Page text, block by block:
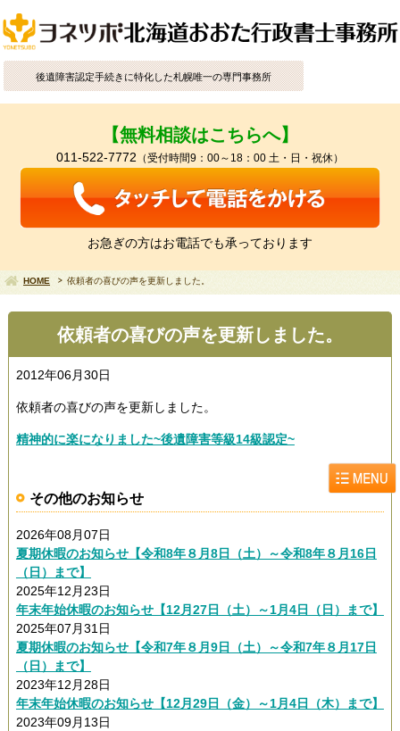
後遺障害認定手続きに特化した札幌唯一の専門事務所
【無料相談はこちらへ】
011-522-7772 （受付時間9：00～18：00 土・日・祝休）
お急ぎの方はお電話でも承っております
HOME 依頼者の喜びの声を更新しました。
依頼者の喜びの声を更新しました。
2012年06月30日
依頼者の喜びの声を更新しました。
精神的に楽になりました~後遺障害等級14級認定~
その他のお知らせ
2026年08月07日
夏期休暇のお知らせ【令和8年８月8日（土）～令和8年８月16日
（日）まで】
2025年12月23日
年末年始休暇のお知らせ【12月27日（土）～1月4日（日）まで】
2025年07月31日
夏期休暇のお知らせ【令和7年８月9日（土）～令和7年８月17日
（日）まで】
2023年12月28日
年末年始休暇のお知らせ【12月29日（金）～1月4日（木）まで】
2023年09月13日